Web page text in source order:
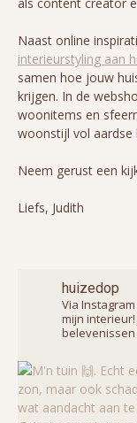
Naast online
interieurstyling aan
samen hoe jouw
krijgen. In de
woonitems en
woonstijl vol aardse
Neem gerust een
Liefs, Judith
huizedop
Via
mijn
belevenissen